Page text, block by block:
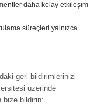
daha kolay etkileşim
süreçleri yalnızca
geri bildirimlerinizi
üzerinde
bize bildirin: